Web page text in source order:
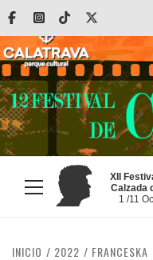
Saltar
contenido
FacebookInstagram
Tiktok
Menú
principal
XII
Calzada
1 /11
INICIO 2022 FRANCESKA